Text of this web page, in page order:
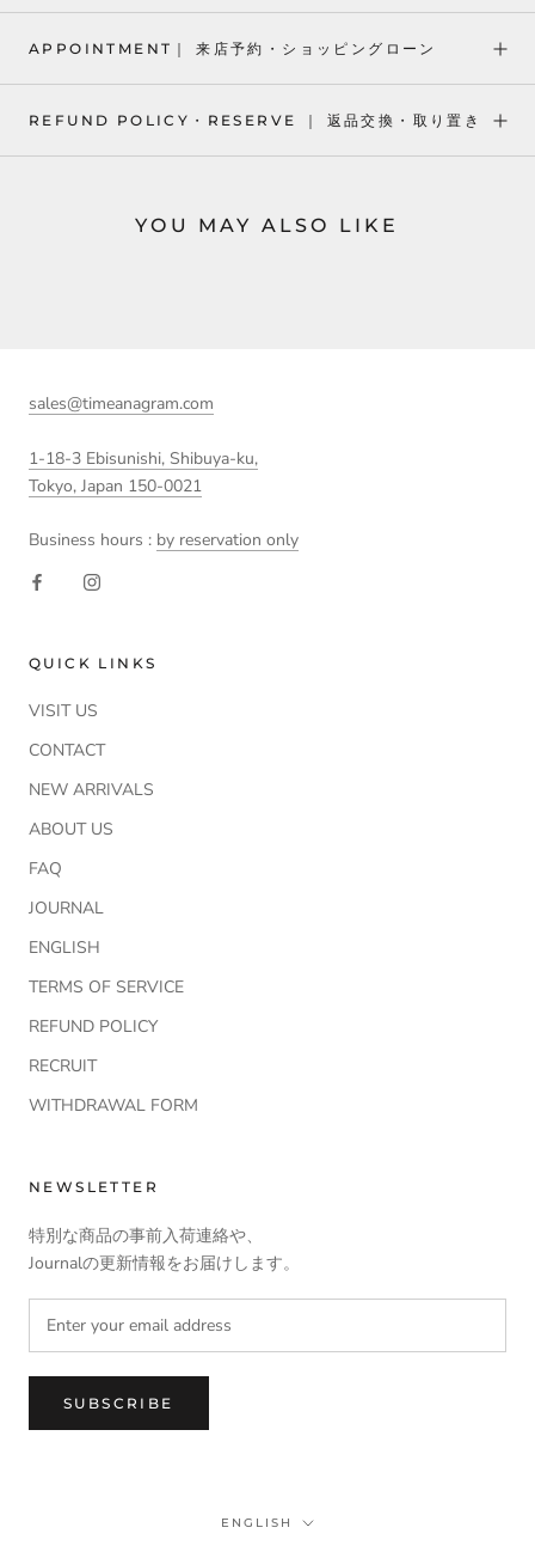
APPOINTMENT｜ 来店予約・ショッピングローン
REFUND POLICY・RESERVE ｜ 返品交換・取り置き
YOU MAY ALSO LIKE
sales@timeanagram.com
1-18-3 Ebisunishi, Shibuya-ku,
Tokyo, Japan 150-0021
Business hours : by reservation only
QUICK LINKS
VISIT US
CONTACT
NEW ARRIVALS
ABOUT US
FAQ
JOURNAL
ENGLISH
TERMS OF SERVICE
REFUND POLICY
RECRUIT
WITHDRAWAL FORM
NEWSLETTER
特別な商品の事前入荷連絡や、
Journalの更新情報をお届けします。
SUBSCRIBE
Language
ENGLISH